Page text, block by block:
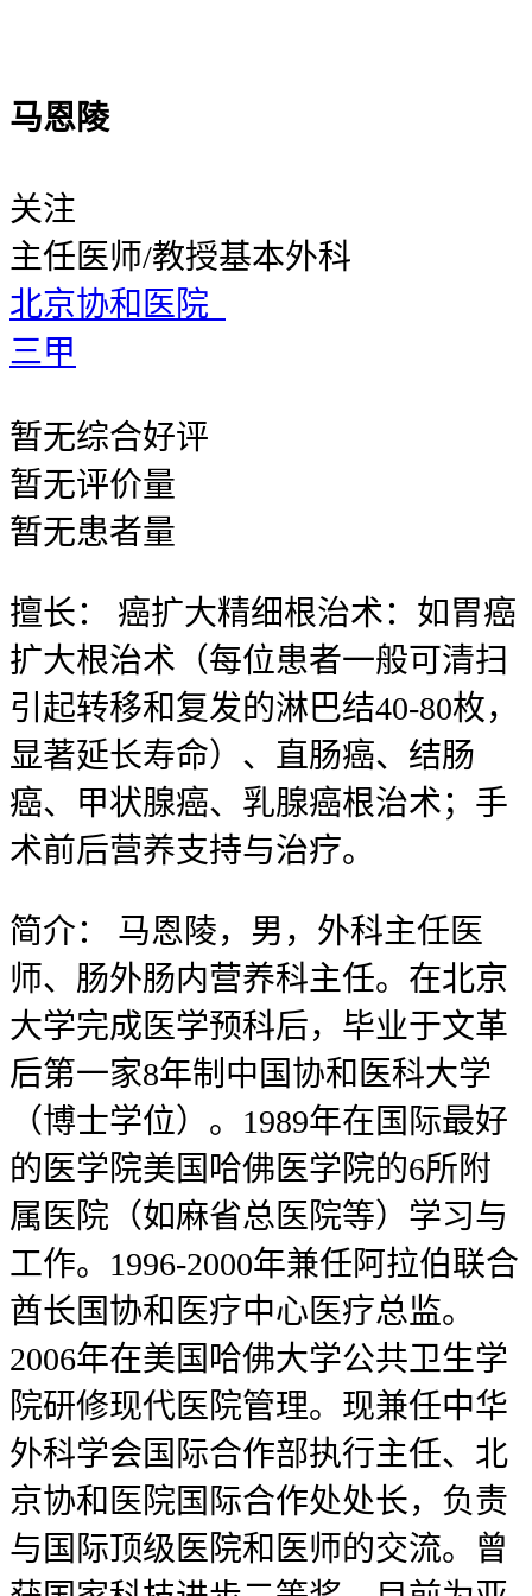
马恩陵
关注
主任医师/教授基本外科
北京协和医院
三甲
暂无综合好评
暂无评价量
暂无患者量
擅长：
癌扩大精细根治术：如胃癌
扩大根治术（每位患者一般可清扫
引起转移和复发的淋巴结40-80枚，
显著延长寿命）、直肠癌、结肠
癌、甲状腺癌、乳腺癌根治术；手
术前后营养支持与治疗。
简介：
马恩陵，男，外科主任医
师、肠外肠内营养科主任。在北京
大学完成医学预科后，毕业于文革
后第一家8年制中国协和医科大学
（博士学位）。1989年在国际最好
的医学院美国哈佛医学院的6所附
属医院（如麻省总医院等）学习与
工作。1996-2000年兼任阿拉伯联合
酋长国协和医疗中心医疗总监。
2006年在美国哈佛大学公共卫生学
院研修现代医院管理。现兼任中华
外科学会国际合作部执行主任、北
京协和医院国际合作处处长，负责
与国际顶级医院和医师的交流。曾